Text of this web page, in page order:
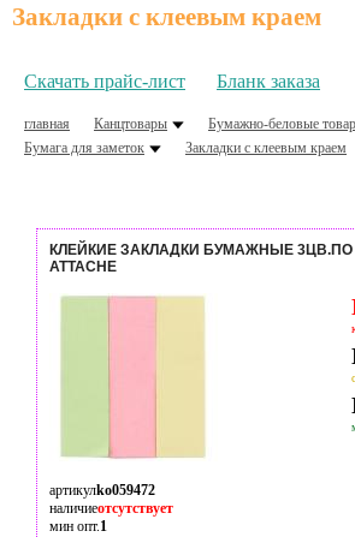
Закладки с клеевым краем
Скачать прайс-лист Бланк заказа
главная Канцтовары
Бумажно-беловые
Бумага для заметок
Закладки с клеевым краем
КЛЕЙКИЕ ЗАКЛАДКИ БУМАЖНЫЕ 3ЦВ.ПО
ATTACHE
артикулko059472
наличиеотсутствует
мин опт.1